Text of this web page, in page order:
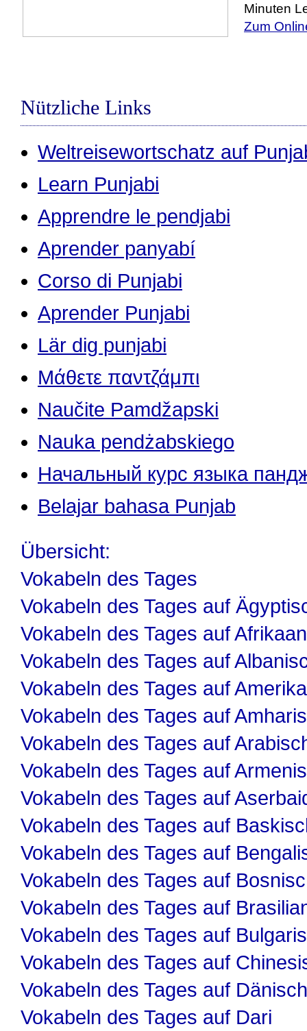
Minuten
Zum
Nützliche Links
Weltreisewortschatz auf
Learn Punjabi
Apprendre le pendjabi
Aprender panyabí
Corso di Punjabi
Aprender Punjabi
Lär dig punjabi
Μάθετε παντζάμπι
Naučite Pamdžapski
Nauka pendżabskiego
Начальный курс языка
Belajar bahasa Punjab
Übersicht:
Vokabeln des Tages
Vokabeln des Tages auf
Vokabeln des Tages auf
Vokabeln des Tages auf
Vokabeln des Tages auf
Vokabeln des Tages auf
Vokabeln des Tages auf
Vokabeln des Tages auf
Vokabeln des Tages auf
Vokabeln des Tages auf
Vokabeln des Tages auf
Vokabeln des Tages auf
Vokabeln des Tages auf
Vokabeln des Tages auf
Vokabeln des Tages auf
Vokabeln des Tages auf Dänisch
Vokabeln des Tages auf Dari